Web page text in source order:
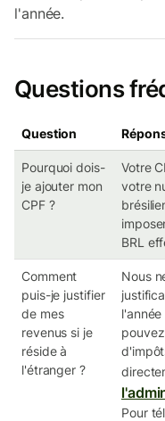
l'année.
Questions
Question
Pourquoi dois-
je ajouter mon
CPF ?
Votre
votre
BRL
Comment
puis-je justifier
de mes
revenus si je
réside à
l'étranger ?
Nous
Pour